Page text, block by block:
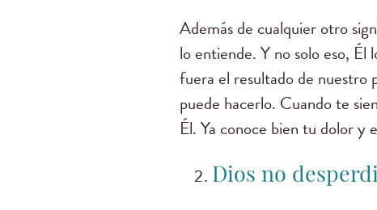
Además de cualquier otro
lo entiende. Y no solo eso, Él
fuera el resultado de nuestro
puede hacerlo. Cuando te
Él. Ya conoce bien tu dolor y
Dios no